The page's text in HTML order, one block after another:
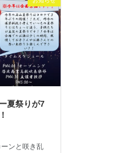
夏祭りが7
ンと咲き乱